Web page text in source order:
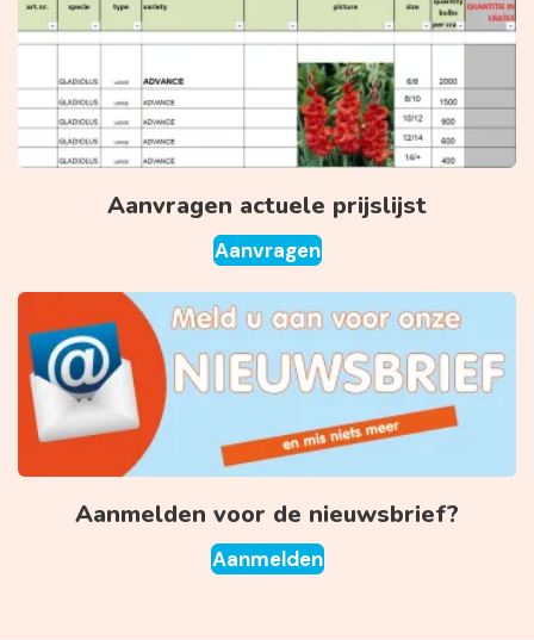
Aanvragen actuele prijslijst
Aanvragen
Aanmelden voor de nieuwsbrief?
Aanmelden